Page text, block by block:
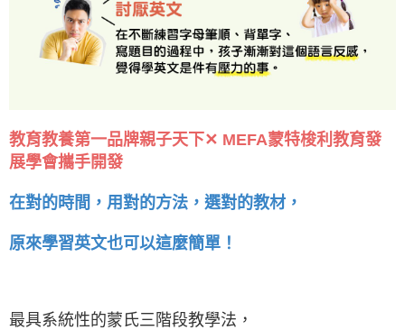
教育教養第一品牌親子天下✕ MEFA蒙特梭利教育發
展學會攜手開發
在對的時間，用對的方法，選對的教材，
原來學習英文也可以這麼簡單！
最具系統性的蒙氏三階段教學法，